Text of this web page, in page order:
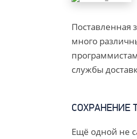
Поставленная
много
службы
СОХРАНЕНИЕ
Ещё одной не